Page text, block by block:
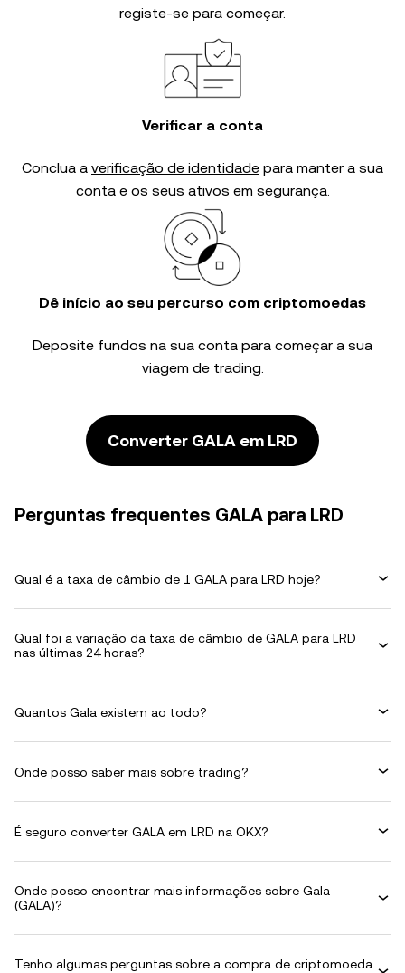
registe-se para começar.
Verificar a conta
Conclua a verificação de identidade para manter a sua
conta e os seus ativos em segurança.
Dê início ao seu percurso com criptomoedas
Deposite fundos na sua conta para começar a sua
viagem de trading.
Converter GALA em LRD
Perguntas frequentes GALA para LRD
Qual é a taxa de câmbio de 1 GALA para LRD hoje?
Qual foi a variação da taxa de câmbio de GALA para LRD
nas últimas 24 horas?
Quantos Gala existem ao todo?
Onde posso saber mais sobre trading?
É seguro converter GALA em LRD na OKX?
Onde posso encontrar mais informações sobre Gala
(GALA)?
Tenho algumas perguntas sobre a compra de criptomoeda.